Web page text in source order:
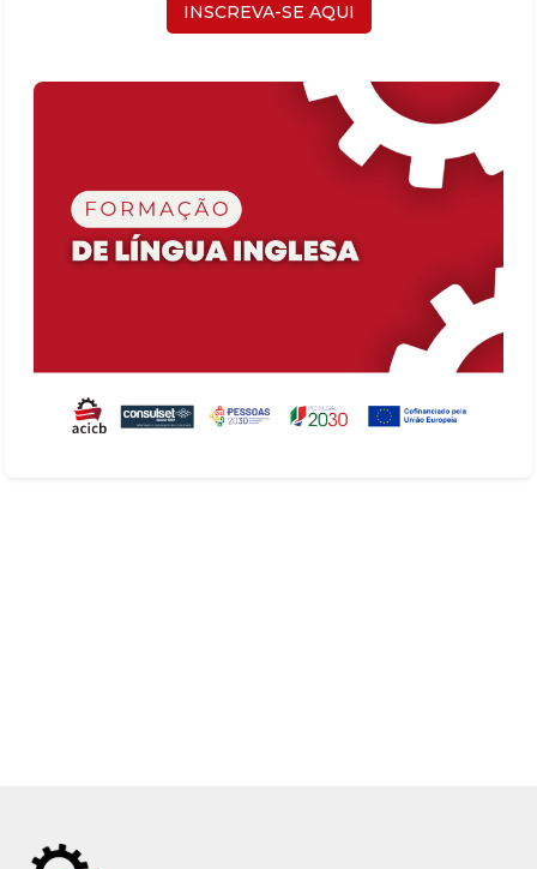
INSCREVA-SE AQUI